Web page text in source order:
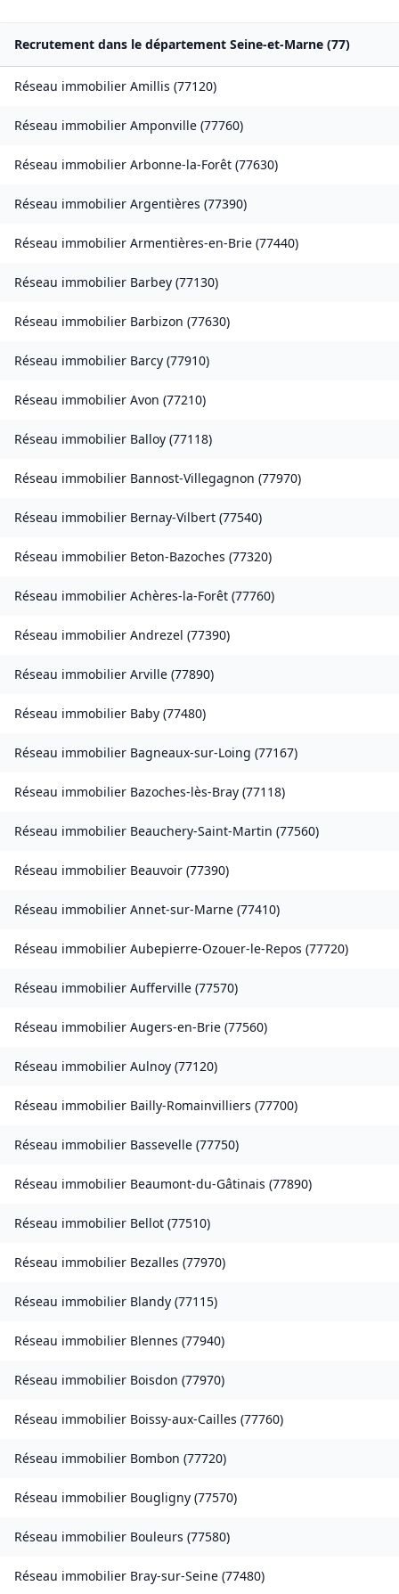
Recrutement dans le département Seine-et-Marne (77)
Réseau immobilier Amillis (77120)
Réseau immobilier Amponville (77760)
Réseau immobilier Arbonne-la-Forêt (77630)
Réseau immobilier Argentières (77390)
Réseau immobilier Armentières-en-Brie (77440)
Réseau immobilier Barbey (77130)
Réseau immobilier Barbizon (77630)
Réseau immobilier Barcy (77910)
Réseau immobilier Avon (77210)
Réseau immobilier Balloy (77118)
Réseau immobilier Bannost-Villegagnon (77970)
Réseau immobilier Bernay-Vilbert (77540)
Réseau immobilier Beton-Bazoches (77320)
Réseau immobilier Achères-la-Forêt (77760)
Réseau immobilier Andrezel (77390)
Réseau immobilier Arville (77890)
Réseau immobilier Baby (77480)
Réseau immobilier Bagneaux-sur-Loing (77167)
Réseau immobilier Bazoches-lès-Bray (77118)
Réseau immobilier Beauchery-Saint-Martin (77560)
Réseau immobilier Beauvoir (77390)
Réseau immobilier Annet-sur-Marne (77410)
Réseau immobilier Aubepierre-Ozouer-le-Repos (77720)
Réseau immobilier Aufferville (77570)
Réseau immobilier Augers-en-Brie (77560)
Réseau immobilier Aulnoy (77120)
Réseau immobilier Bailly-Romainvilliers (77700)
Réseau immobilier Bassevelle (77750)
Réseau immobilier Beaumont-du-Gâtinais (77890)
Réseau immobilier Bellot (77510)
Réseau immobilier Bezalles (77970)
Réseau immobilier Blandy (77115)
Réseau immobilier Blennes (77940)
Réseau immobilier Boisdon (77970)
Réseau immobilier Boissy-aux-Cailles (77760)
Réseau immobilier Bombon (77720)
Réseau immobilier Bougligny (77570)
Réseau immobilier Bouleurs (77580)
Réseau immobilier Bray-sur-Seine (77480)